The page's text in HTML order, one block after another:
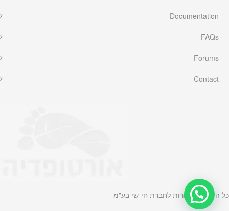
Documentation
FAQs
Forums
Contact
כל הזכויות שמורות לחברת חי-שי בע"מ